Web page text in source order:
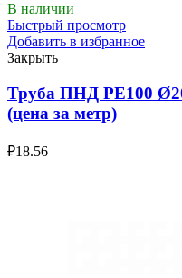
В наличии
Быстрый просмотр
Добавить в избранное
Закрыть
Труба ПНД РЕ100
(цена за метр)
₽18.56